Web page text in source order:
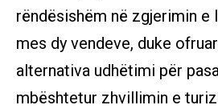
rëndësishëm në zgjerimin e
mes dy vendeve, duke
alternativa udhëtimi për
mbështetur zhvillimin e